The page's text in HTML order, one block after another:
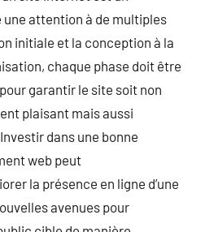
attention à de multiples
initiale et la conception à la
chaque phase doit être
garantir le site soit non
plaisant mais aussi
dans une bonne
web peut
la présence en ligne d’une
avenues pour